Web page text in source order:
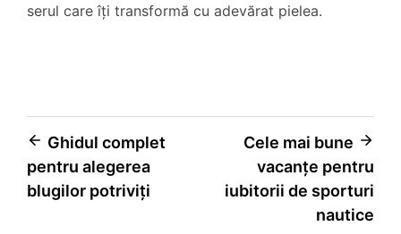
serul care îți transformă cu adevărat pielea.
Navigare
în
Ghidul complet
pentru alegerea
blugilor potriviți
Cele mai bune
vacanțe pentru
iubitorii de sporturi
nautice